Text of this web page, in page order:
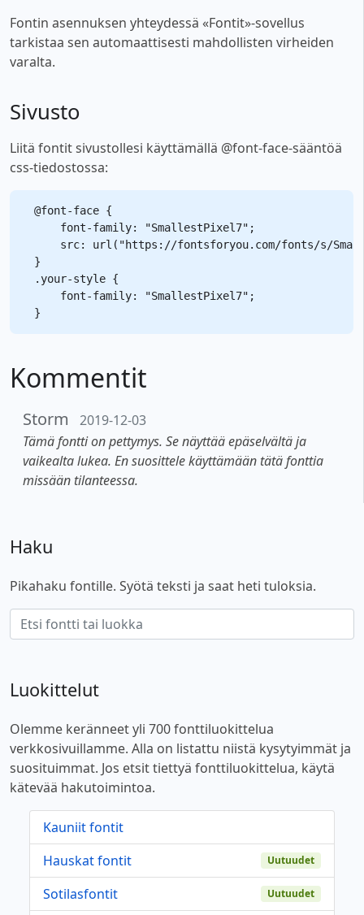
Fontin asennuksen yhteydessä «Fontit»-sovellus
tarkistaa sen automaattisesti mahdollisten virheiden
varalta.
Sivusto
Liitä fontit sivustollesi käyttämällä @font-face-sääntöä
css-tiedostossa:
@font-face {
    font-family: "SmallestPixel7";
src: url("https://fontsforyou.com/fonts/s/
}
.your-style {
    font-family: "SmallestPixel7";
Kommentit
Storm
2019-12-03
Tämä fontti on pettymys. Se näyttää epäselvältä ja
vaikealta lukea. En suosittele käyttämään tätä fonttia
missään tilanteessa.
Haku
Pikahaku fontille. Syötä teksti ja saat heti tuloksia.
Luokittelut
Olemme keränneet yli 700 fonttiluokittelua
verkkosivuillamme. Alla on listattu niistä kysytyimmät ja
suosituimmat. Jos etsit tiettyä fonttiluokittelua, käytä
kätevää hakutoimintoa.
Kauniit fontit
Hauskat fontit
Uutuudet
Sotilasfontit Uutuudet